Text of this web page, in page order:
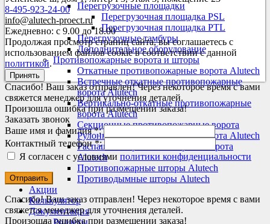
Перегрузочные площадки
Перегрузочная площадка PSL
Перегрузочная площадка PTL
Перегрузочные тамбуры
Дополнительное оборудование
Противопожарные ворота и шторы
Откатные противопожарные ворота Alutech
Встречные откатные противопожарные
ворота Alutech
Вертикально-откатные противопожарные
ворота Alutech
Секционные противопожарные ворота
Рулонные противопожарные ворота Alutech
Распашные противопожарные ворота
Alutech
Противопожарные шторы Alutech
Противодымные шторы Alutech
Акции
Калькулятор
Документация
Роллеты
8-495-923-24-00
info@alutech-proect.ru
Ежедневно: с 9.00 до 18.00
Продолжая просмотр страниц сайта, вы соглашаетесь с
использованием файлов cookie в соответствии с данной
политикой.
Принять
Спасибо! Ваш заказ отправлен! Через некоторое время с вами
свяжется менеджер для уточнения деталей.
Произошла ошибка при размещении заказа!
Заказать звонок
Ваше имя и фамилия *:
Контактный телефон *:
Я согласен с условиями политики конфиденциальности
Спасибо! Ваш заказ отправлен! Через некоторое время с вами
свяжется менеджер для уточнения деталей.
Произошла ошибка при размещении заказа!